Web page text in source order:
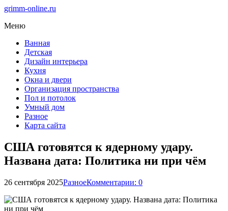
grimm-online.ru
Меню
Ванная
Детская
Дизайн интерьера
Кухня
Окна и двери
Организация пространства
Пол и потолок
Умный дом
Разное
Карта сайта
США готовятся к ядерному удару.
Названа дата: Политика ни при чём
26 сентября 2025РазноеКомментарии: 0